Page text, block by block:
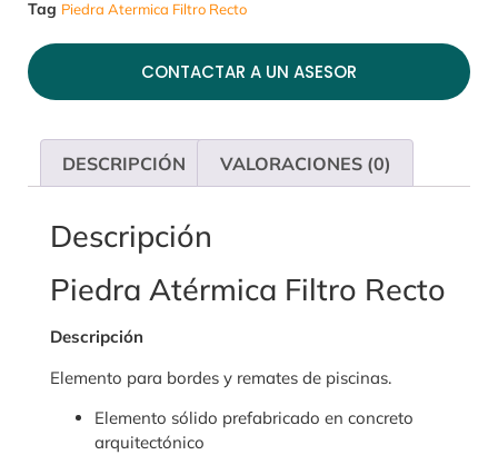
Tag Piedra Atermica Filtro Recto
CONTACTAR A UN ASESOR
DESCRIPCIÓN VALORACIONES (0)
Descripción
Piedra Atérmica Filtro Recto
Descripción
Elemento para bordes y remates de piscinas.
Elemento sólido prefabricado en concreto
arquitectónico